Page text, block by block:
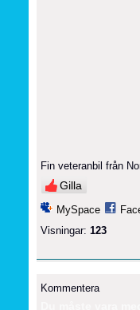
Fin veteranbil från
Gilla
MySpace
Visningar: 123
Kommentera